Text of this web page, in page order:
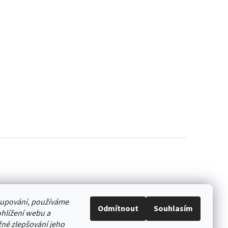
používáme
webu a
zlepšování jeho
Odmítnout Souhlasím